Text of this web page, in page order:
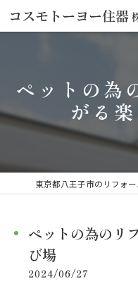
ペットの為
がる
ペットの為のリ
び場
2024/06/27